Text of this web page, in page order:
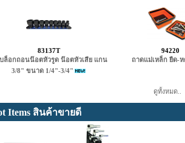
83137T
ล็อกถอนน๊อตหัวรูด น๊อตหัวเสีย แกน
3/8" ขนาด 1/4"-3/4"
94220
ถาดแม่เหล็ก ยืด-ห
ดูทั้งหมด..
Items สินค้าขายดี